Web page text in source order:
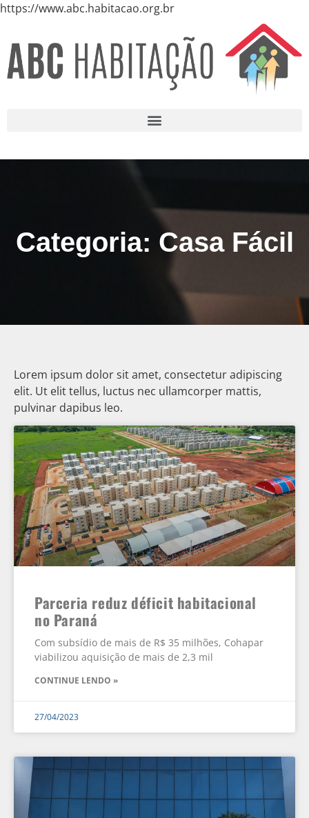
https://www.abc.habitacao.org.br
Categoria: Casa Fácil
Lorem ipsum dolor sit amet, consectetur adipiscing
elit. Ut elit tellus, luctus nec ullamcorper mattis,
pulvinar dapibus leo.
Parceria reduz déficit habitacional
no Paraná
Com subsídio de mais de R$ 35 milhões, Cohapar
viabilizou aquisição de mais de 2,3 mil
CONTINUE LENDO »
27/04/2023